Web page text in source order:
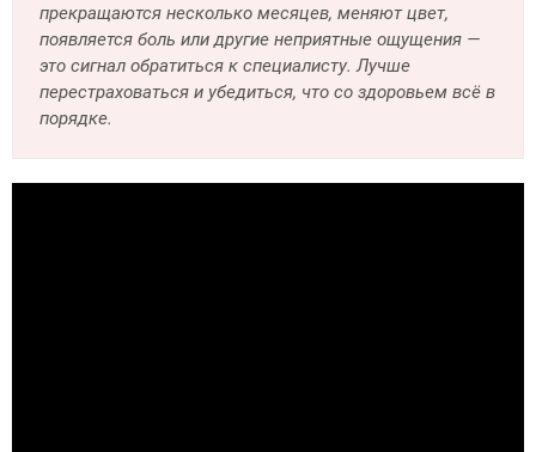
прекращаются несколько месяцев, меняют цвет,
появляется боль или другие неприятные ощущения —
это сигнал обратиться к специалисту. Лучше
перестраховаться и убедиться, что со здоровьем всё в
порядке.